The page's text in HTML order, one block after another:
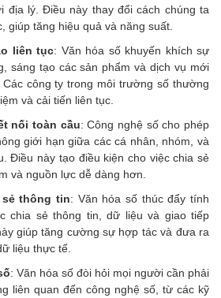
địa lý. Điều này thay đổi cách chúng ta
giúp tăng hiệu quả và năng suất.
liên tục: Văn hóa số khuyến khích sự
sáng tạo các sản phẩm và dịch vụ mới
công ty trong môi trường số thường
và cải tiến liên tục.
nối toàn cầu: Công nghệ số cho phép
giới hạn giữa các cá nhân, nhóm, và
Điều này tạo điều kiện cho việc chia sẻ
và nguồn lực dễ dàng hơn.
thông tin: Văn hóa số thúc đẩy tính
chia sẻ thông tin, dữ liệu và giao tiếp
giúp tăng cường sự hợp tác và đưa ra
liệu thực tế.
: Văn hóa số đòi hỏi mọi người cần phải
liên quan đến công nghệ số, từ các kỹ